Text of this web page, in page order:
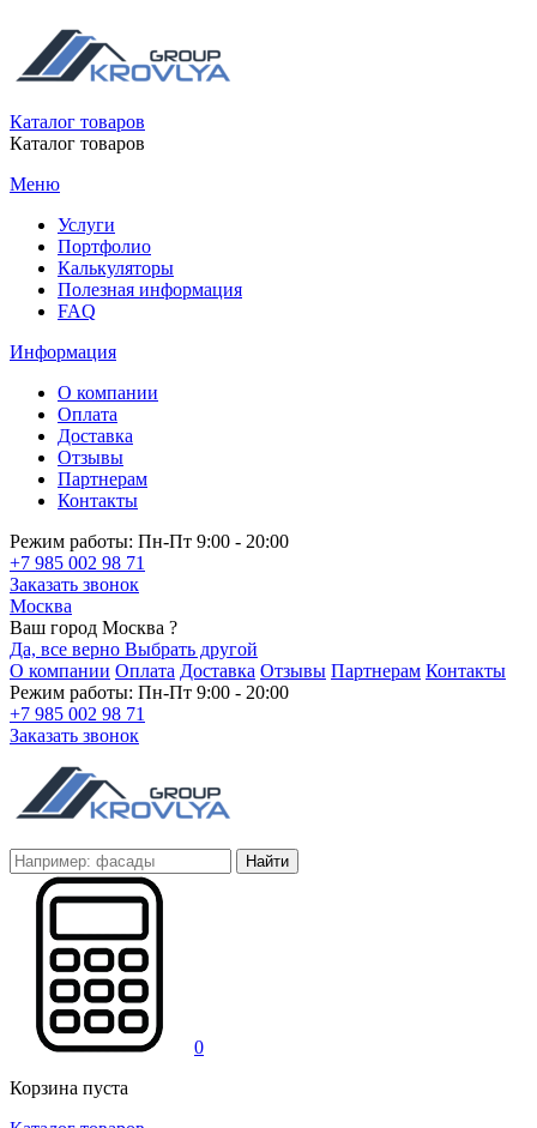
Каталог товаров
Каталог товаров
Меню
Услуги
Портфолио
Калькуляторы
Полезная информация
FAQ
Информация
О компании
Оплата
Доставка
Отзывы
Партнерам
Контакты
Режим работы: Пн-Пт 9:00 - 20:00
+7 985 002 98 71
Заказать звонок
Москва
Ваш город Москва ?
Да, все верно Выбрать другой
О компании Оплата Доставка Отзывы Партнерам Контакты
Режим работы: Пн-Пт 9:00 - 20:00
+7 985 002 98 71
Заказать звонок
Найти
0
Корзина пуста